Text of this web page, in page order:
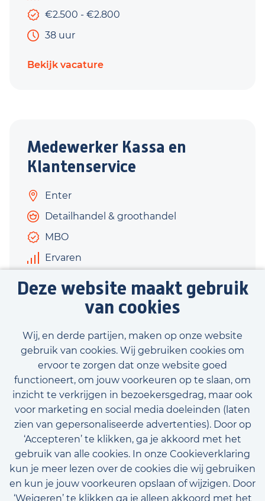
Deze website maakt gebruik
van cookies
Wij, en derde partijen, maken op onze website
gebruik van cookies. Wij gebruiken cookies om
ervoor te zorgen dat onze website goed
functioneert, om jouw voorkeuren op te slaan, om
inzicht te verkrijgen in bezoekersgedrag, maar ook
voor marketing en social media doeleinden (laten
zien van gepersonaliseerde advertenties). Door op
‘Accepteren’ te klikken, ga je akkoord met het
gebruik van alle cookies. In onze Cookieverklaring
kun je meer lezen over de cookies die wij gebruiken
en kun je jouw voorkeuren opslaan of wijzigen. Door
‘Weigeren’ te klikken ga je alleen akkoord met het
€2.500 - €2.800
38 uur
Bekijk vacature
Medewerker Kassa en
Klantenservice
Enter
Detailhandel & groothandel
MBO
Ervaren
€2.475 - €3.275
Bekijk vacature
Bekijk onze beschikbare vacatures